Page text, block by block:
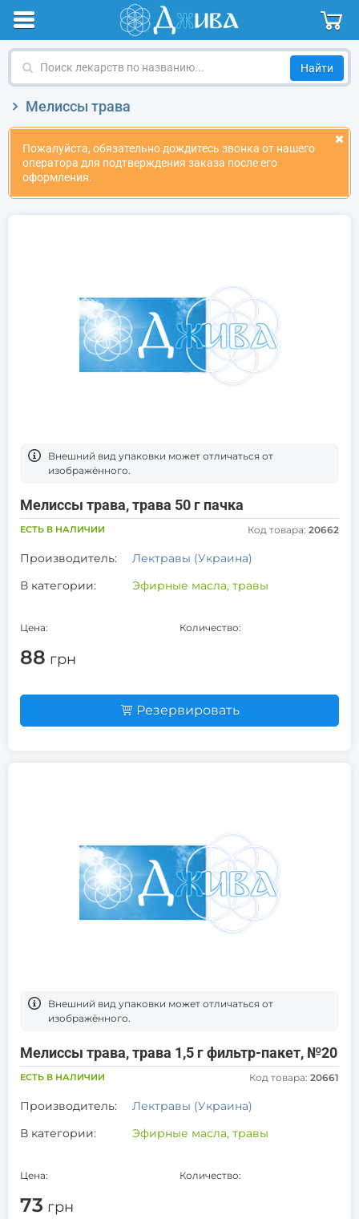
Поиск
названию
Мелиссы трава
Пожалуйста, обязательно дождитесь звонка от нашего
оператора для подтверждения заказа после его
оформления.
Bнешний вид упаковки может отличаться от
изображённого.
Мелиссы трава, трава 50 г пачка
ЕСТЬ В НАЛИЧИИ Код товара: 20662
Производитель:
Лектравы (Украина)
В категории:
Эфирные масла, травы
Цена:
88 грн
Количество:
Резервировать
Bнешний вид упаковки может отличаться от
изображённого.
Мелиссы трава, трава 1,5 г фильтр-пакет, №20
ЕСТЬ В НАЛИЧИИ Код товара: 20661
Производитель:
Лектравы (Украина)
В категории:
Эфирные масла, травы
Цена:
73 грн
Количество: